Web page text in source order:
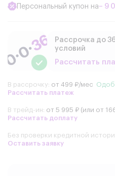
Персональный купон на− 9
Рассрочка до
условий
Рассчитать
В рассрочку: от 499 ₽/мес
Рассчитать платеж
В трейд-ин: от 5 995 ₽ (или от
Рассчитать доплату
Без проверки кредитной
Оставить заявку